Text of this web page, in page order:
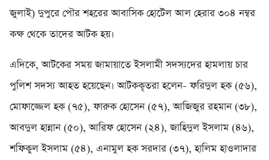
জুলাই) দুপুরে পৌর শহরের আবাসিক হোটেল আল হেরার ৩০৪ নম্বর
কক্ষ থেকে তাদের আটক হয়।
এদিকে, আটকের সময় জামায়াতে ইসলামী সদস্যদের হামলায় চার
পুলিশ সদস্য আহত হয়েছেন। আটককৃতরা হলেন- ফরিদুল হক (৫৬),
মোফাজ্জেল হক (৭৫), ফারুক হোসেন (৫৭), আজিজুর রহমান (৩৮),
আবদুল হান্নান (৫০), আরিফ হোসেন (২৪), জাহিদুল ইসলাম (৪৬),
শফিকুল ইসলাম (৫৪), এনামুল হক সরদার (৩৭), হালিম হাওলাদার